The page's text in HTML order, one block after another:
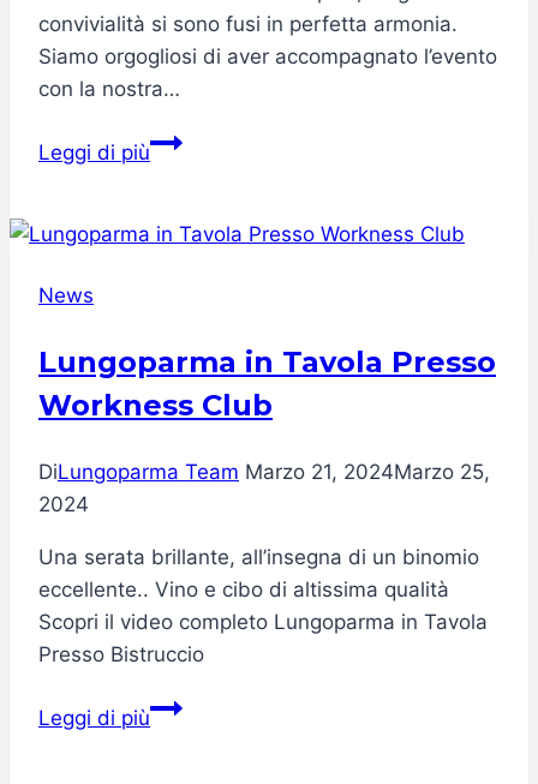
convivialità si sono fusi in perfetta armonia.
Siamo orgogliosi di aver accompagnato l’evento
con la nostra…
Leggi di piùMediolanum
2025:
a
Modena
News
Lungoparma in Tavola Presso
Workness Club
DiLungoparma Team Marzo 21, 2024Marzo 25,
2024
Una serata brillante, all’insegna di un binomio
eccellente.. Vino e cibo di altissima qualità
Scopri il video completo Lungoparma in Tavola
Presso Bistruccio
Leggi di piùLungoparma